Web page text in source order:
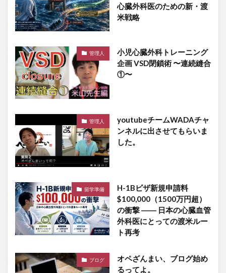
心臓外科医のための新・渡
米戦略
管理人
小児心臓外科トレーニング
企画 VSD閉鎖術 〜連続縫合
①〜
管理人
youtubeチームWADAチャ
ンネルに出させてもらいま
した。
留学準備
H-1Bビザ新規申請料
$100,000（1500万円超）
の衝撃 ―― 日本の心臓血管
外科医にとっての渡米ルー
ト再考
ブログ
オペざんまい、ブログ始め
るってよ。